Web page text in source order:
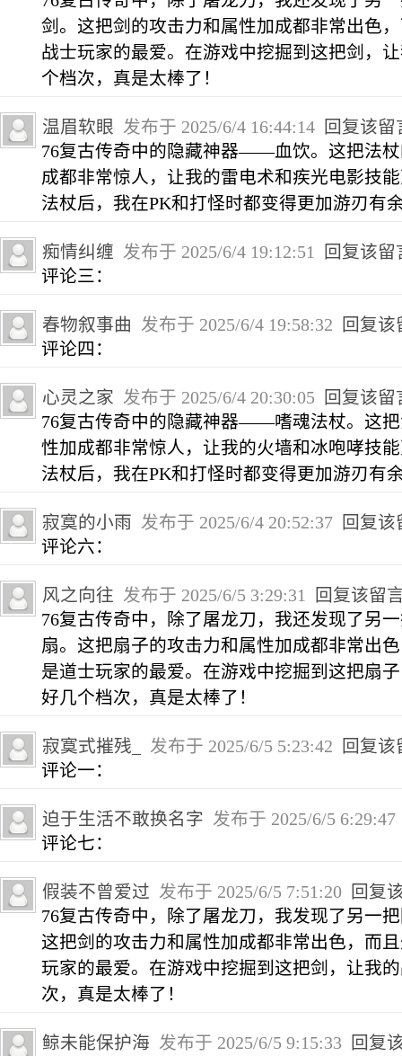
剑。这把剑的攻击力和属性加成都非常出色
战士玩家的最爱。在游戏中挖掘到这把剑，
个档次，真是太棒了！
温眉软眼 发布于 2025/6/4 16:44:14 回复该留
76复古传奇中的隐藏神器——血饮。这把法
成都非常惊人，让我的雷电术和疾光电影技
法杖后，我在PK和打怪时都变得更加游刃有
痴情纠缠 发布于 2025/6/4 19:12:51
回复该留
评论三：
春物叙事曲 发布于 2025/6/4 19:58:32
回复该
评论四：
心灵之家 发布于 2025/6/4 20:30:05
回复该留
76复古传奇中的隐藏神器——嗜魂法杖。这
性加成都非常惊人，让我的火墙和冰咆哮技
法杖后，我在PK和打怪时都变得更加游刃有
寂寞的小雨 发布于 2025/6/4 20:52:37 回复该
评论六：
风之向往 发布于 2025/6/5 3:29:31
回复该留
76复古传奇中，除了屠龙刀，我还发现了另
扇。这把扇子的攻击力和属性加成都非常出
是道士玩家的最爱。在游戏中挖掘到这把扇
好几个档次，真是太棒了！
寂寞式摧残_ 发布于 2025/6/5 5:23:42
回复该
评论一：
迫于生活不敢换名字 发布于 2025/6/5
评论七：
假装不曾爱过 发布于 2025/6/5 7:51:20 回复
76复古传奇中，除了屠龙刀，我发现了另一
这把剑的攻击力和属性加成都非常出色，而
玩家的最爱。在游戏中挖掘到这把剑，让我
次，真是太棒了！
鲸未能保护海 发布于 2025/6/5 9:15:33
回复